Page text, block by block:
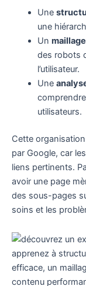
Une
une
Un
des robots
l’utilisateur.
Une
utilisateurs.
Cette
par Google, car
liens pertinents.
avoir une page
des sous-pages
soins et les